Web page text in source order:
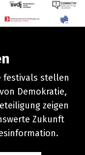
festivals stellen
Demokratie,
zeigen
Zukunft